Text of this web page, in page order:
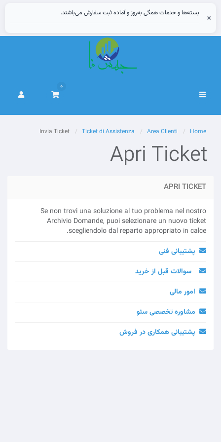
بسته‌ها و خدمات همگی به‌روز و آماده ثبت سفارش می‌باشند. ×
Attiva
0
Home
Area Clienti
Ticket di Assistenza
Apri Ticket
APRI TICKET
Se non trovi una soluzione al tuo problema nel nostro
Archivio Domande, puoi selezionare un nuovo ticket
scegliendolo dal reparto appropriato in calce.
پشتیبانی فنی
سوالات قبل از خريد
امور مالی
مشاوره تخصصی سئو
پشتیبانی همکاری در فروش